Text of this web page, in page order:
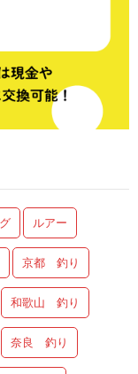
ルアー
京都 釣り
和歌山 釣り
奈良 釣り